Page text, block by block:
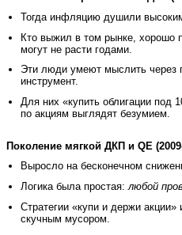
Тогда инфляцию душили
Кто выжил в том рынке, хорошо
могут не расти годами.
Эти люди умеют мыслить через
инструмент.
Для них «купить облигации под
по акциям выглядят безумием.
Поколение мягкой ДКП и QE
Выросло на бесконечном
Логика была простая:любой
Стратегии «купи и держи
скучным мусором.